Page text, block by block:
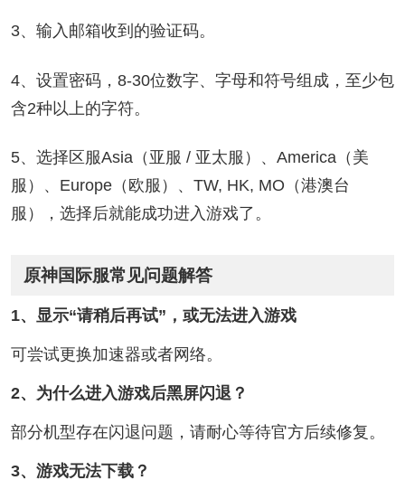
3、输入邮箱收到的验证码。
4、设置密码，8-30位数字、字母和符号组成，至少包
含2种以上的字符。
5、选择区服Asia（亚服 / 亚太服）、America（美
服）、Europe（欧服）、TW, HK, MO（港澳台
服），选择后就能成功进入游戏了。
原神国际服常见问题解答
1、显示“请稍后再试”，或无法进入游戏
可尝试更换加速器或者网络。
2、为什么进入游戏后黑屏闪退？
部分机型存在闪退问题，请耐心等待官方后续修复。
3、游戏无法下载？